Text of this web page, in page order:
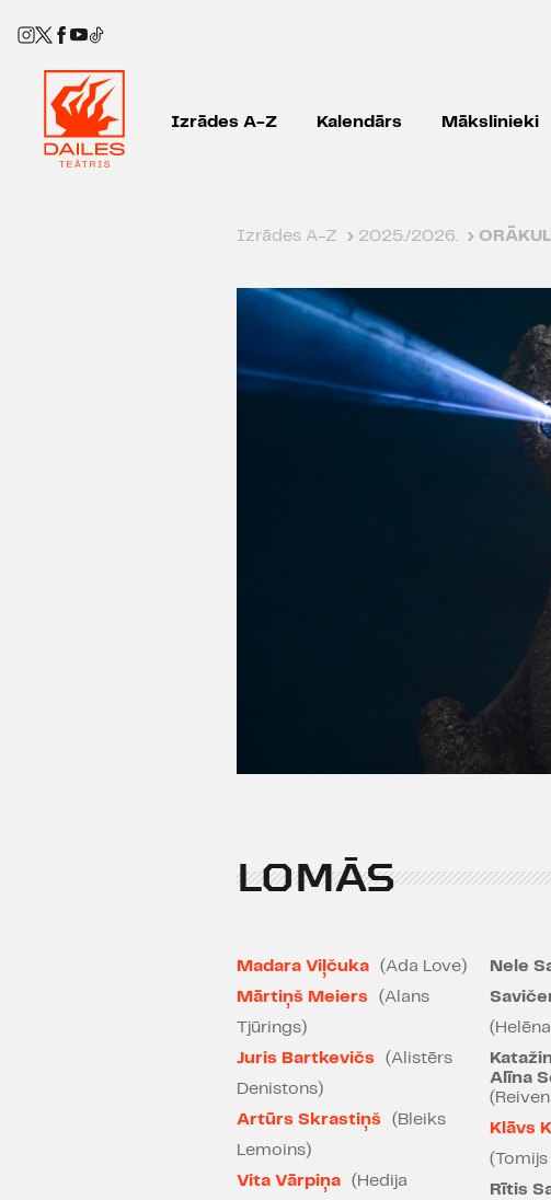
Izrādes A-Z Kalendārs Mākslinieki
Izrādes A-Z › 2025./2026. ›
LOMĀS
Madara Viļčuka
(Ada Love)
Mārtiņš Meiers
(Alans
Tjūrings)
Juris Bartkevičs
(Alistērs
Denistons)
Artūrs Skrastiņš
(Bleiks
Lemoins)
Vita Vārpiņa
(Hedija
Nele
Alīna
Klāvs
(Tomijs
Rītis